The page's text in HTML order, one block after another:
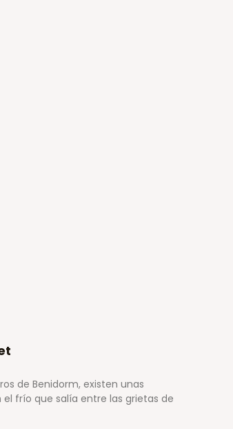
de Benidorm, existen unas
frío que salía entre las grietas de